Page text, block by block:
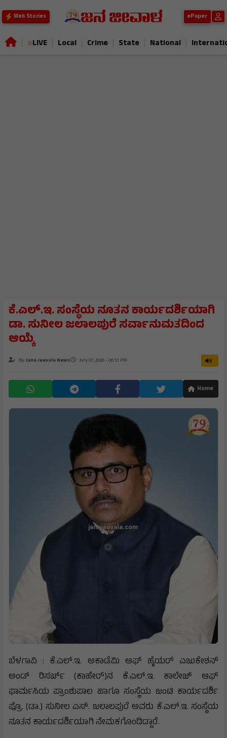
Web Stories ePaper
LIVE Local Crime State National
ಕೆ.ಎಲ್.ಇ. ಸಂಸ್ಥೆಯ ನೂತನ ಕಾರ್ಯದರ್ಶಿಯಾಗಿ
ಡಾ. ಸುನೀಲ ಜಲಾಲಪುರೆ ಸರ್ವಾನುಮತದಿಂದ
ಆಯ್ಕೆ
ByJana Jeevala News July 07, 2026 - 06:51 PM
Home
ಬೆಳಗಾವಿ : ಕೆ.ಎಲ್.ಇ. ಅಕಾಡೆಮಿ ಆಫ್ ಹೈಯರ್ ಎಜುಕೇಶನ್
ಅಂಡ್ ರಿಸರ್ಚ್ (ಕಾಹೇರ್)ನ ಕೆ.ಎಲ್.ಇ. ಕಾಲೇಜ್ ಆಫ್
ಫಾರ್ಮಸಿಯ ಪ್ರಾಂಶುಪಾಲ ಹಾಗೂ ಸಂಸ್ಥೆಯ ಜಂಟಿ ಕಾರ್ಯದರ್ಶಿ
ಪ್ರೊ. (ಡಾ.) ಸುನೀಲ ಎಸ್. ಜಲಾಲಪುರೆ ಅವರು ಕೆ.ಎಲ್.ಇ. ಸಂಸ್ಥೆಯ
ನೂತನ ಕಾರ್ಯದರ್ಶಿಯಾಗಿ ನೇಮಕಗೊಂಡಿದ್ದಾರೆ.